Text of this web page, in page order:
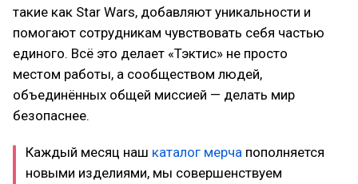
такие как Star Wars, добавляют уникальности и
помогают сотрудникам чувствовать себя частью
единого. Всё это делает «Тэктис» не просто
местом работы, а сообществом людей,
объединённых общей миссией — делать мир
безопаснее.
Каждый месяц наш каталог мерча пополняется
новыми изделиями, мы совершенствуем